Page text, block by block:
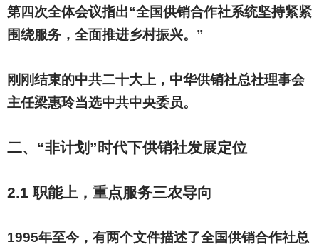
第四次全体会议指出“全国供销合作社系统坚持紧紧
围绕服务，全面推进乡村振兴。”
刚刚结束的中共二十大上，中华供销社总社理事会
主任梁惠玲当选中共中央委员。
二、“非计划”时代下供销社发展定位
2.1 职能上，重点服务三农导向
1995年至今，有两个文件描述了全国供销合作社总